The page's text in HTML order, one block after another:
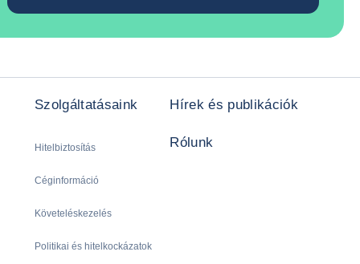
Szolgáltatásaink
Hitelbiztosítás
Céginformáció
Követeléskezelés
Politikai és hitelkockázatok
Hírek és publikációk
Rólunk